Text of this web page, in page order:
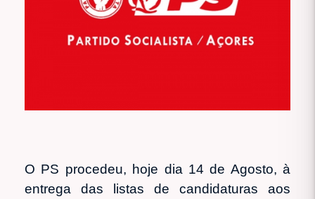
O PS procedeu, hoje dia 14 de Agosto, à
entrega das listas de candidaturas aos